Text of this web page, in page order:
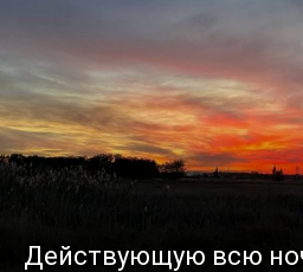
Действующую всю